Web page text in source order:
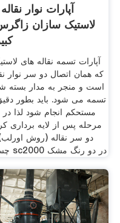
آپارات نوار نقاله |
لاستیک سازان
آپارات تسمه نقاله های
که همان اتصال دو سر نوار
است و منجر به مدار بسته
تسمه می شود. باید بطور
مستحکم انجام شود لذا در
مرحله پس از لایه برداری
دو سر نقاله (روش
چسب sc2000 در دو رنگ مشک